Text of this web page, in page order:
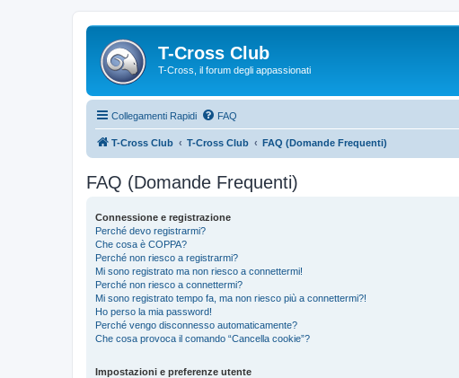
T-Cross Club
T-Cross, il forum degli appassionati
Collegamenti Rapidi FAQ
T-Cross Club T-Cross Club FAQ (Domande Frequenti)
FAQ (Domande Frequenti)
Connessione e registrazione
Perché devo registrarmi?
Che cosa è COPPA?
Perché non riesco a registrarmi?
Mi sono registrato ma non riesco a connettermi!
Perché non riesco a connettermi?
Mi sono registrato tempo fa, ma non riesco più a connettermi?!
Ho perso la mia password!
Perché vengo disconnesso automaticamente?
Che cosa provoca il comando “Cancella cookie”?
Impostazioni e preferenze utente